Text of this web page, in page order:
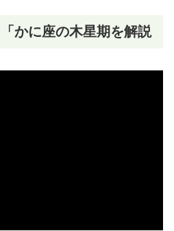
かに座の木星期を解説